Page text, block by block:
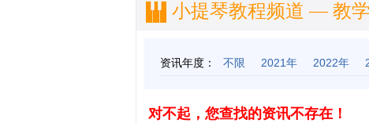
小提琴教程频道 — 教
资讯年度： 不限 2021年 2022年
对不起，您查找的资讯不存在！